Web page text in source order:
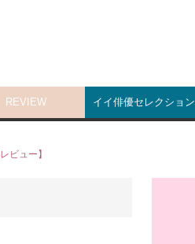
REVIEW イイ俳優セレクション
ビュー】